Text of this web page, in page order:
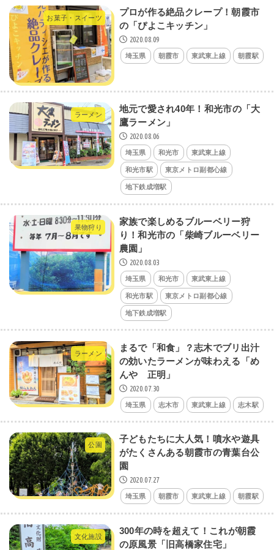
お菓子・スイーツ
プロが作る絶品クレープ！朝霞市
の「ぴよこキッチン」
2020.08.09
埼玉県 朝霞市 東武東上線 朝霞駅
ラーメン
地元で愛され40年！和光市の「大
鷹ラーメン」
2020.08.06
埼玉県 和光市 東武東上線
和光市駅 東京メトロ副都心線
地下鉄成増駅
果物狩り
家族で楽しめるブルーベリー狩
り！和光市の「柴崎ブルーベリー
農園」
2020.08.03
埼玉県 和光市 東武東上線
和光市駅 東京メトロ副都心線
地下鉄成増駅
ラーメン
まるで「和食」？志木でブリ出汁
の効いたラーメンが味わえる「め
んや 正明」
2020.07.30
埼玉県 志木市 東武東上線 志木駅
公園
子どもたちに大人気！噴水や遊具
がたくさんある朝霞市の青葉台公
園
2020.07.27
埼玉県 朝霞市 東武東上線 朝霞駅
文化施設
300年の時を超えて！これが朝霞
の原風景「旧高橋家住宅」